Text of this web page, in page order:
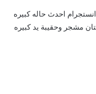
احدث حاله كبيره
مشجر وحقيبة يد كبيره